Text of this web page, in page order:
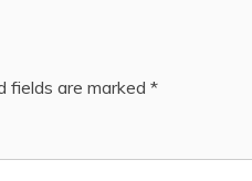
fields are marked *